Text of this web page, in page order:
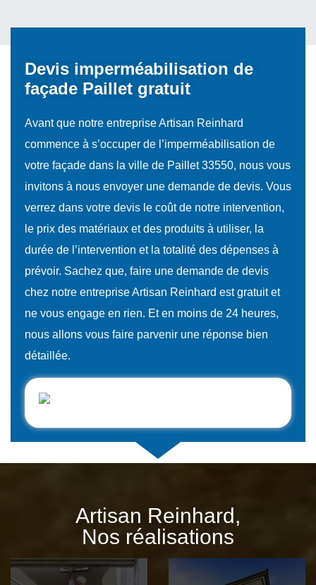
Devis imperméabilisation de
façade Paillet gratuit
Avant que notre entreprise Artisan Reinhard
commence à s’occuper de l’imperméabilisation de
votre façade dans la ville de Paillet 33550, nous vous
invitons à nous envoyer une demande de devis. Vous
verrez dans votre devis le coût de notre intervention,
le prix des matériaux et des produits à utiliser, la
durée de l’intervention et la totalité des dépenses à
prévoir. Sachez que, faire une demande de devis
chez notre entreprise Artisan Reinhard est gratuit et
ne vous engage en rien. Et en moins de 24 heures,
nous allons vous faire parvenir une réponse bien
détaillée.
Artisan Reinhard,
Nos réalisations